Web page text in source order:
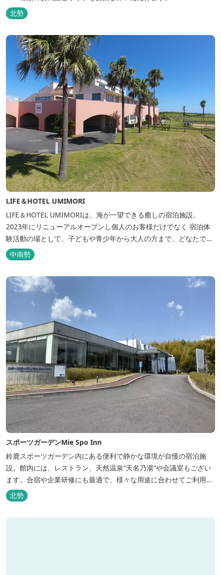
北勢
LIFE＆HOTEL UMIMORI
LIFE＆HOTEL UMIMORIは、海が一望できる癒しの宿泊施設。
2023年にリニューアルオープンし個人のお客様だけでなく 宿泊体
験活動の場として、子どもや青少年から大人の方まで、どなたでも
ご利用いただけます。 ヨットやボート・カヤックをはじめとするマ
リンアクティビティや併設する海の乗馬倶楽部エルカバージョでの
乗馬体験が可能！ 小中学生や団体様向けに海の自然体験教室も開催
しています...
中南勢
スポーツガーデンMie Spo Inn
鈴鹿スポーツガーデン内にある便利で静かな環境が自慢の宿泊施
設。館内には、レストラン、天然温泉“天名乃湯”や会議室もござい
ます。合宿や企業研修にも最適で、様々な用途に合わせてご利用頂
けます。
北勢